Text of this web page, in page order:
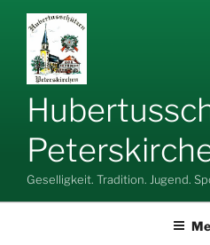
Zum
Inhalt
springen
Geselligkeit. Tradition. Jugend.